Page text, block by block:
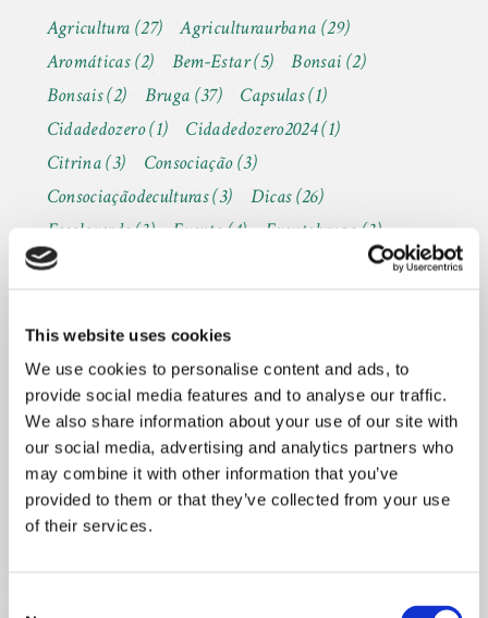
This website uses cookies
We use cookies to personalise content and ads, to
provide social media features and to analyse our traffic.
We also share information about your use of our site with
our social media, advertising and analytics partners who
may combine it with other information that you’ve
provided to them or that they’ve collected from your use
of their services.
Agricultura (27) Agriculturaurbana (29)
Aromáticas(2) Bem-Estar(5) Bonsai (2)
Bonsais(2) Bruga (37) Capsulas(1)
Cidadedozero(1) Cidadedozero2024(1)
Citrina(3) Consociação(3)
Consociaçãodeculturas(3) Dicas(26)
Escolaverde(3) Evento(4) Eventobruga(3)
Fungos
Hortanavaranda (8) HortasLX
Hortaurbana(22) Jardiminteligente (2)
Jardinsinteligentes(2) Kenshobonsaistudio (2)
Liloconnect(1) Mulching(3) Nanogarden(1)
Natal(2) Nutrição(2) Oya Biberão(1)
Oya De Bico(1) Oya Ânfora (1) Plantas(14)
Pragas(4) Prepararahorta